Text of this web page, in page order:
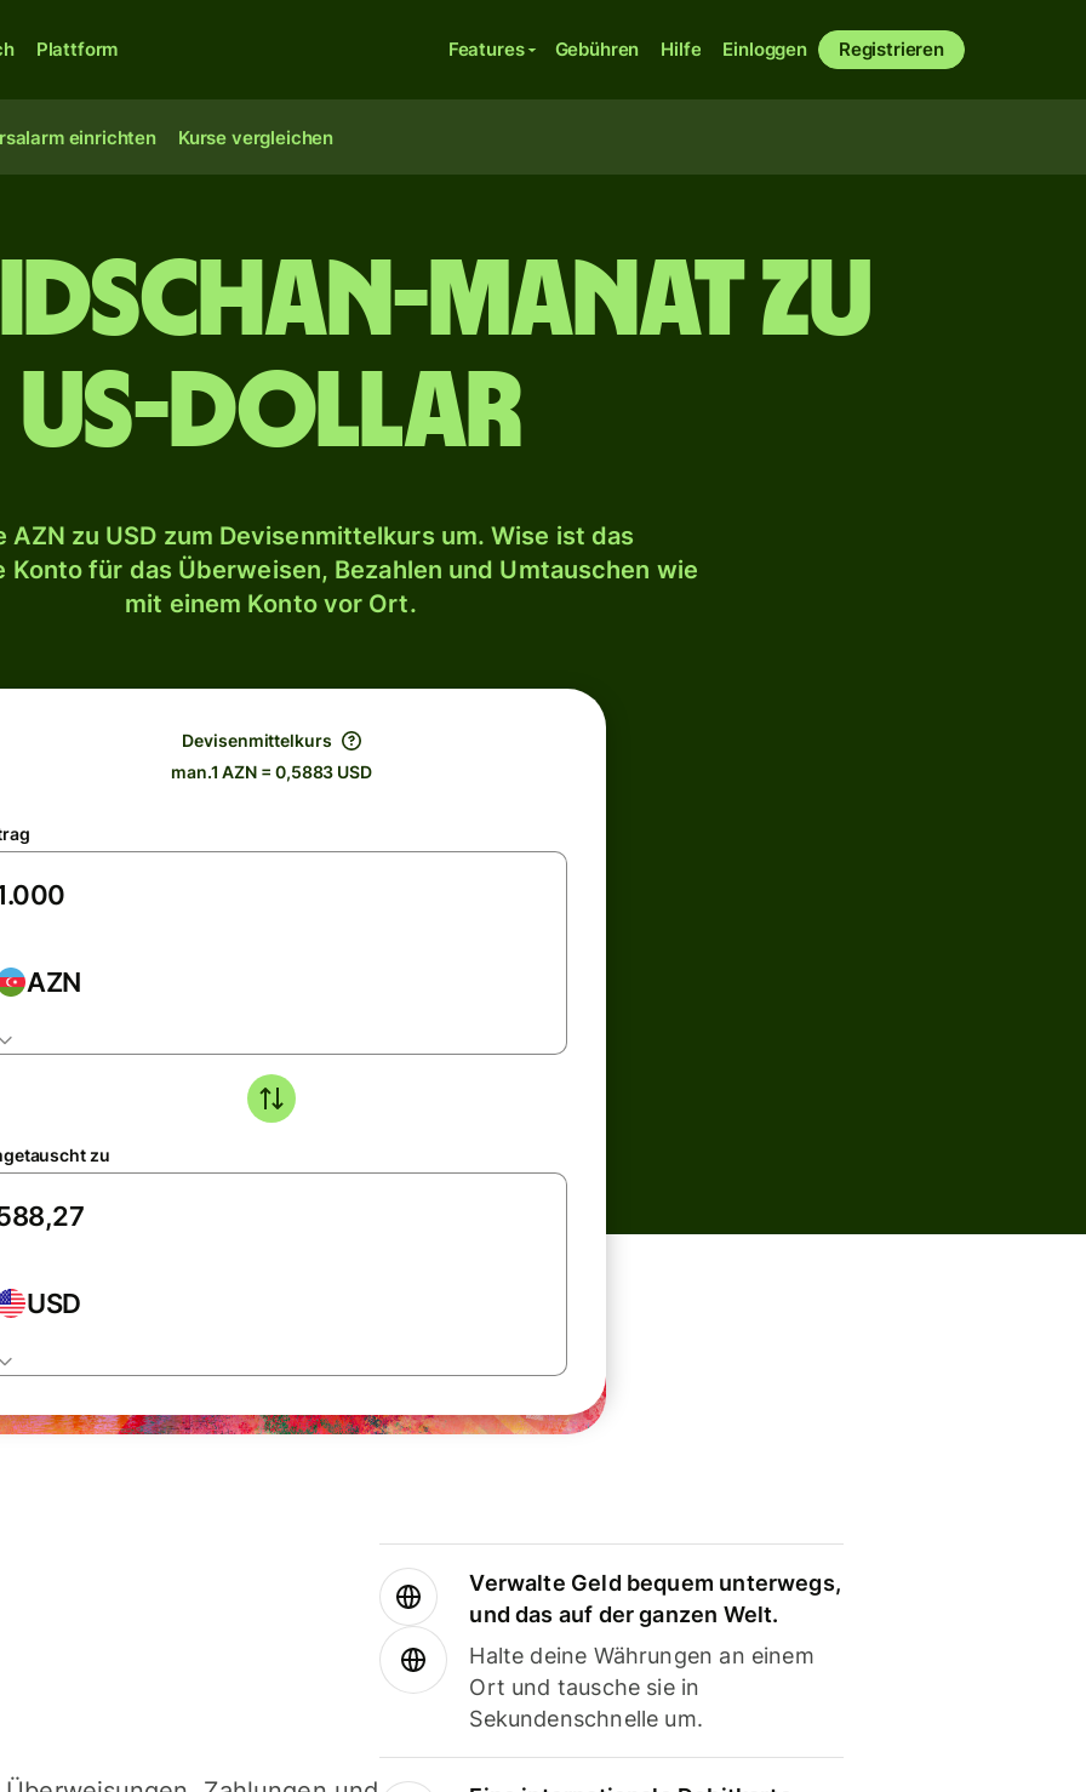
Plattform Features Gebühren Hilfe Einloggen Registrieren
einrichten Kurse vergleichen
Manat zu
US-Dollar
AZN zu USD zum Devisenmittelkurs um. Wise ist das
Konto für das Überweisen, Bezahlen und Umtauschen wie
mit einem Konto vor Ort.
Devisenmittelkurs
man.1 AZN = 0,5883 USD
AZN
zu
USD
Verwalte Geld bequem unterwegs,
und das auf der ganzen Welt.
Halte deine Währungen an einem
Ort und tausche sie in
Sekundenschnelle um.